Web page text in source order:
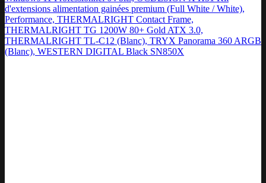
d'extensions alimentation gainées premium (Full White / White),
Performance, THERMALRIGHT Contact Frame,
THERMALRIGHT TG 1200W 80+ Gold ATX 3.0,
THERMALRIGHT TL-C12 (Blanc), TRYX Panorama 360 ARGB
(Blanc), WESTERN DIGITAL Black SN850X